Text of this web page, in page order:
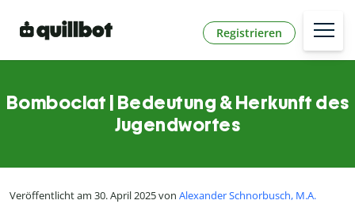
Registrieren
Bomboclat | Bedeutung & Herkunft des
Jugendwortes
Veröffentlicht am 30. April 2025 von Alexander Schnorbusch, M.A.